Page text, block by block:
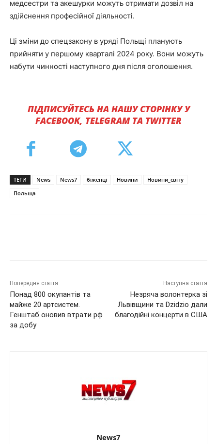
медсестри та акешурки можуть отримати дозвіл на
здійснення професійної діяльності.
Ці зміни до спецзакону в уряді Польщі планують
прийняти у першому кварталі 2024 року. Вони можуть
набути чинності наступного дня після оголошення.
ПІДПИСУЙТЕСЬ НА НАШУ СТОРІНКУ У
FACEBOOK, TELEGRAM ТА TWITTER
ТЕГИ News News7 біженці Новини
Новини_світу
Польща
Попередня стаття
Понад 800 окупантів та
майже 20 артсистем.
Генштаб оновив втрати рф
за добу
Наступна стаття
Незряча волонтерка зі
Львівщини та Dzidzio дали
благодійні концерти в США
News7